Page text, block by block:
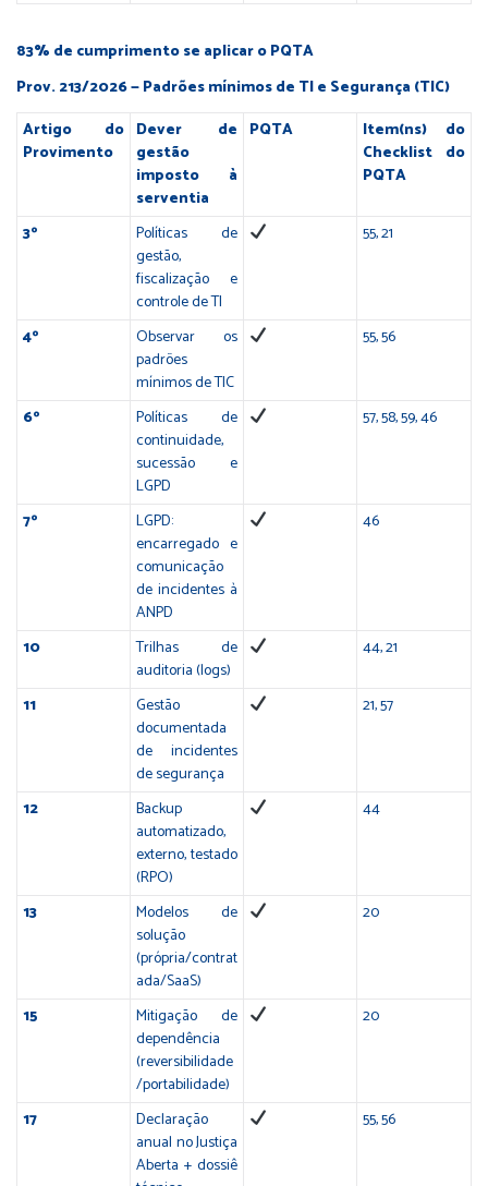
83% de cumprimento se aplicar o PQTA
Prov. 213/2026 — Padrões mínimos de TI e Segurança (TIC)
Artigo do
Provimento
Dever de
gestão
imposto à
serventia
PQTA
Item(ns) do
Checklist do
PQTA
3º
Políticas de
gestão,
fiscalização e
controle de TI
55, 21
4º
Observar os
padrões
mínimos de TIC
55, 56
6º
Políticas de
continuidade,
sucessão e
LGPD
57, 58, 59, 46
7º
LGPD:
encarregado e
comunicação
de incidentes à
ANPD
46
10
Trilhas de
auditoria (logs)
44, 21
11
Gestão
documentada
de incidentes
de segurança
21, 57
12
Backup
automatizado,
externo, testado
(RPO)
44
13
Modelos de
solução
(própria/contrat
ada/SaaS)
20
15
Mitigação de
dependência
(reversibilidade
/portabilidade)
20
17
Declaração
anual no Justiça
Aberta + dossiê
55, 56